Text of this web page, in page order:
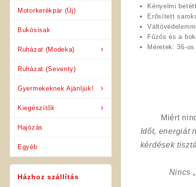
Motorkerékpár (Új)
Bukósisak
Ruházat (Modeka)
Ruházat (Seventy)
Gyermekeknek Ajánljuk!
Kiegészítők
Hajózás
Egyéb
Házhoz szállítás
Kényelmi
Erősített
Fűzős és a
Méretek: 36-
Miért
Időt, energiát
kérdések
Nincs